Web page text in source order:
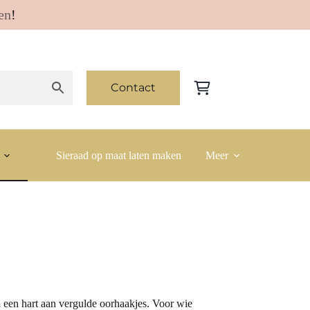
!
Contact Winkelwagen
Sieraad op maat laten maken Meer
hart aan vergulde oorhaakjes. Voor wie